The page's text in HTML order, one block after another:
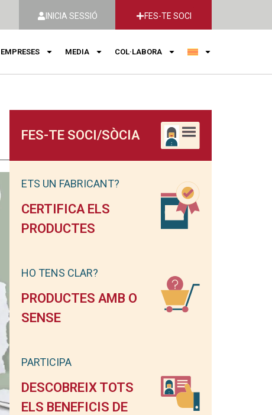
INICIA SESSIÓ FES-TE SOCI
EMPRESES MEDIA COL·LABORA
FES-TE SOCI/SÒCIA
ETS UN FABRICANT?
CERTIFICA ELS
PRODUCTES
HO TENS CLAR?
PRODUCTES AMB O
SENSE
PARTICIPA
DESCOBREIX TOTS
ELS BENEFICIS DE